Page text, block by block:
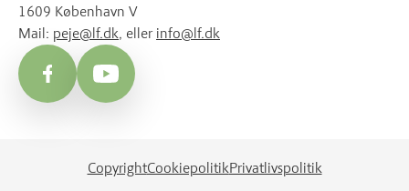
1609 København V
Mail: peje@lf.dk, eller info@lf.dk
FacebookYouTube
CopyrightCookiepolitikPrivatlivspolitik